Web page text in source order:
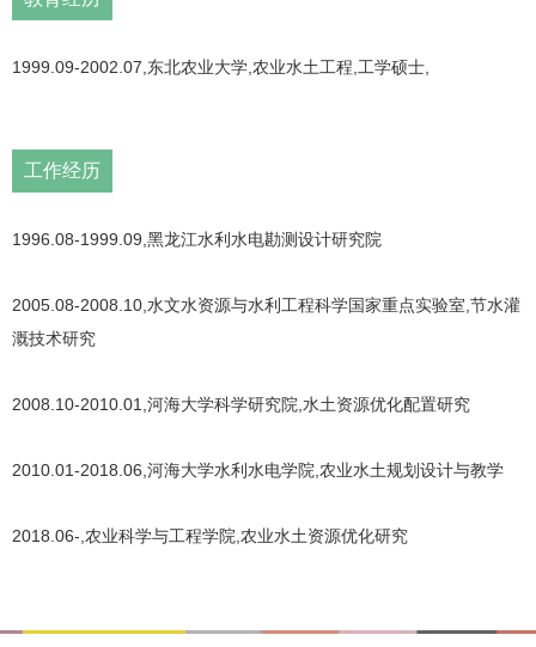
1999.09-2002.07,东北农业大学,农业水土工程,工学硕士,
工作经历
1996.08-1999.09,黑龙江水利水电勘测设计研究院
2005.08-2008.10,水文水资源与水利工程科学国家重点实验室,节水灌
溉技术研究
2008.10-2010.01,河海大学科学研究院,水土资源优化配置研究
2010.01-2018.06,河海大学水利水电学院,农业水土规划设计与教学
2018.06-,农业科学与工程学院,农业水土资源优化研究